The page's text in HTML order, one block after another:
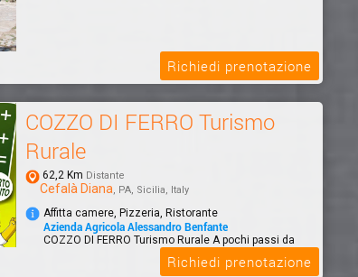
Richiedi prenotazione
COZZO DI FERRO Turismo
Rurale
62,2 Km Distante
Cefalà Diana, PA, Sicilia, Italy
Affitta camere, Pizzeria, Ristorante
Azienda Agricola Alessandro Benfante
COZZO DI FERRO Turismo Rurale A pochi passi da
Palermo, completamente immerso nel verde, con
Richiedi prenotazione